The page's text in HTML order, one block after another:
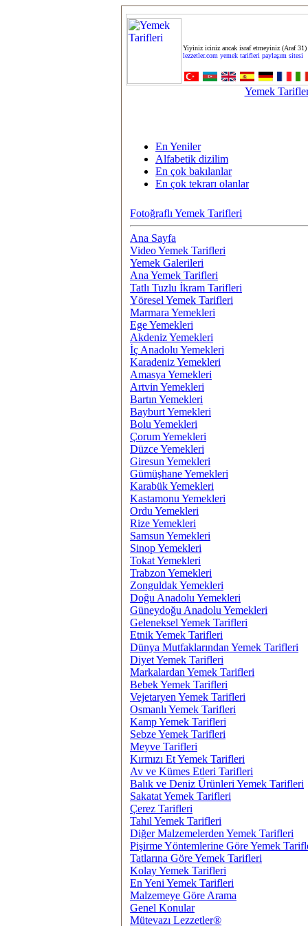
Yiyiniz iciniz ancak israf etmeyiniz (Araf 31)
lezzetler.com yemek tarifleri paylaşım sitesi
Yemek
En Yeniler
Alfabetik dizilim
En çok bakılanlar
En çok tekrarı olanlar
Fotoğraflı Yemek Tarifleri
Ana Sayfa
Video Yemek Tarifleri
Yemek Galerileri
Ana Yemek Tarifleri
Tatlı Tuzlu İkram Tarifleri
Yöresel Yemek Tarifleri
Marmara Yemekleri
Ege Yemekleri
Akdeniz Yemekleri
İç Anadolu Yemekleri
Karadeniz Yemekleri
Amasya Yemekleri
Artvin Yemekleri
Bartın Yemekleri
Bayburt Yemekleri
Bolu Yemekleri
Çorum Yemekleri
Düzce Yemekleri
Giresun Yemekleri
Gümüşhane Yemekleri
Karabük Yemekleri
Kastamonu Yemekleri
Ordu Yemekleri
Rize Yemekleri
Samsun Yemekleri
Sinop Yemekleri
Tokat Yemekleri
Trabzon Yemekleri
Zonguldak Yemekleri
Doğu Anadolu Yemekleri
Güneydoğu Anadolu Yemekleri
Geleneksel Yemek Tarifleri
Etnik Yemek Tarifleri
Dünya Mutfaklarından Yemek Tarifleri
Diyet Yemek Tarifleri
Markalardan Yemek Tarifleri
Bebek Yemek Tarifleri
Vejetaryen Yemek Tarifleri
Osmanlı Yemek Tarifleri
Kamp Yemek Tarifleri
Sebze Yemek Tarifleri
Meyve Tarifleri
Kırmızı Et Yemek Tarifleri
Av ve Kümes Etleri Tarifleri
Balık ve Deniz Ürünleri Yemek Tarifleri
Sakatat Yemek Tarifleri
Çerez Tarifleri
Tahıl Yemek Tarifleri
Diğer Malzemelerden Yemek Tarifleri
Pişirme Yöntemlerine Göre Yemek
Tatlarına Göre Yemek Tarifleri
Kolay Yemek Tarifleri
En Yeni Yemek Tarifleri
Malzemeye Göre Arama
Genel Konular
Mütevazı Lezzetler®